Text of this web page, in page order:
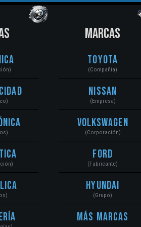
MARCAS
Toyota
(Compañía)
Nissan
(Empresa)
Volkswagen
(Corporación)
Ford
(Fabricante)
Hyundai
(Grupo)
Más Marcas